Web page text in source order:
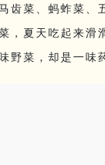
齿菜、蚂蚱菜、
，夏天吃起来滑
野菜，却是一味